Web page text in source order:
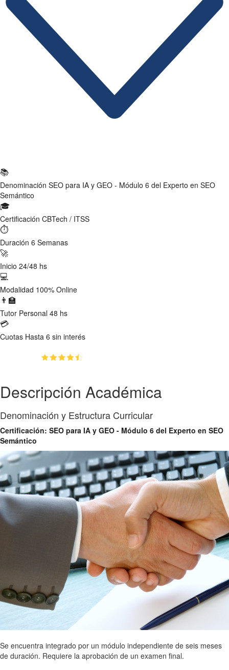
📚
Denominación SEO para IA y GEO - Módulo 6 del Experto en SEO
Semántico
🎓
Certificación CBTech / ITSS
⏱
Duración 6 Semanas
🚀
Inicio 24/48 hs
💻
Modalidad 100% Online
👨‍🏫
Tutor Personal 48 hs
💳
Cuotas Hasta 6 sin interés
Descripción Académica
Denominación y Estructura Curricular
Certificación: SEO para IA y GEO - Módulo 6 del Experto en SEO
Semántico
Se encuentra integrado por un módulo independiente de seis meses
de duración. Requiere la aprobación de un examen final.